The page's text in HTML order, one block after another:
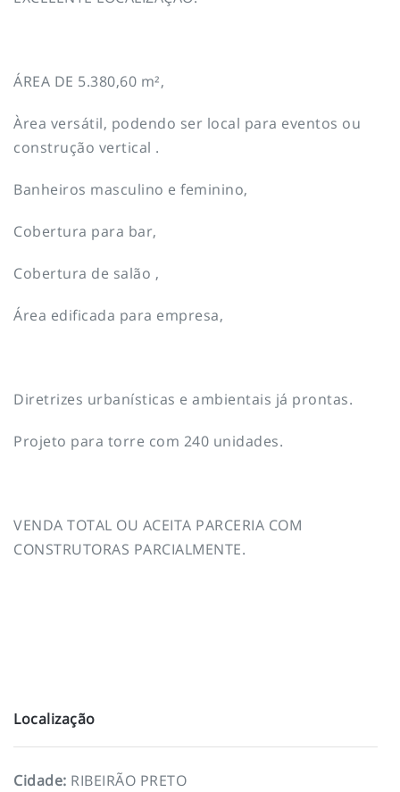
ÁREA DE 5.380,60 m²,
Àrea versátil, podendo ser local para eventos ou
construção vertical .
Banheiros masculino e feminino,
Cobertura para bar,
Cobertura de salão ,
Área edificada para empresa,
Diretrizes urbanísticas e ambientais já prontas.
Projeto para torre com 240 unidades.
VENDA TOTAL OU ACEITA PARCERIA COM
CONSTRUTORAS PARCIALMENTE.
Localização
Cidade: RIBEIRÃO PRETO